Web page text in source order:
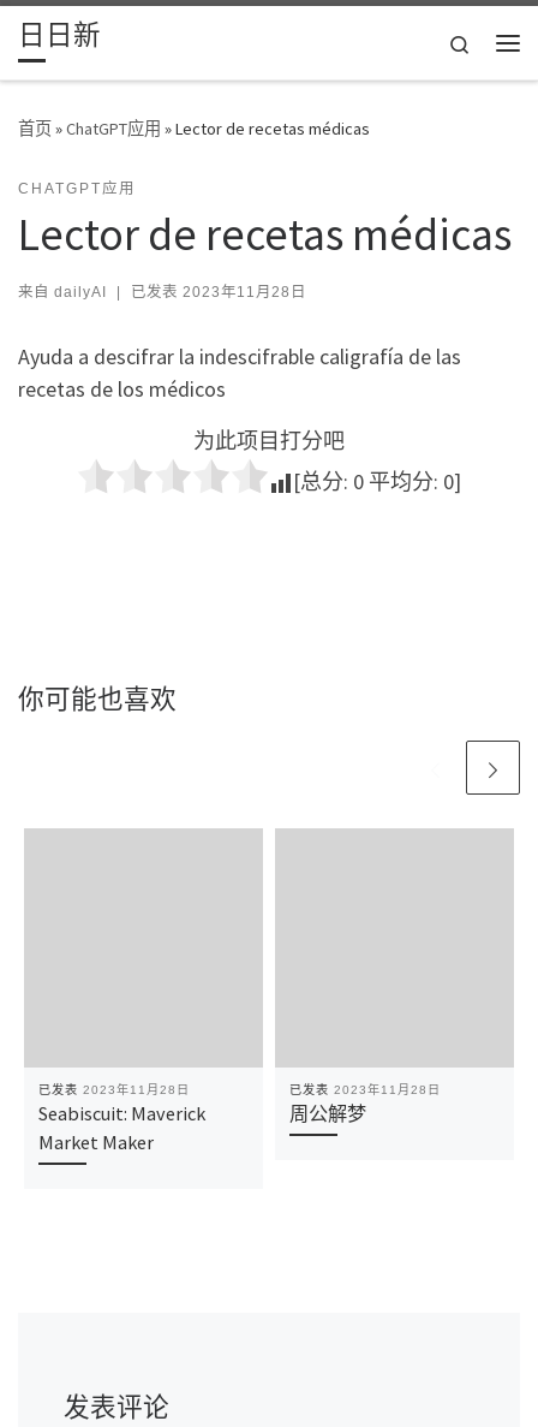
Skip to content
日日新
Search
首页»ChatGPT应用 »Lector de recetas médicas
CHATGPT应用
Lector de recetas médicas
来自 dailyAI | 已发表 2023年11月28日
Ayuda a descifrar la indescifrable caligrafía de las
recetas de los médicos
为此项目打分吧
[总分: 0 平均分: 0]
你可能也喜欢
已发表 2023年11月28日
Seabiscuit: Maverick
Market Maker
已发表 2023年11月28日
周公解梦
发表评论